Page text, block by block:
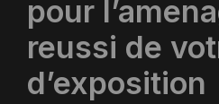
pour
reussi de
d’exposition